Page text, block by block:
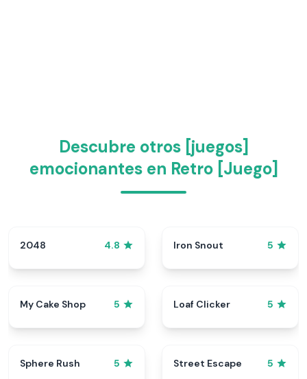
Descubre otros [juegos]
emocionantes en Retro [Juego]
2048 4.8 Iron Snout 5
My Cake Shop 5 Loaf Clicker 5
Sphere Rush 5 Street Escape 5